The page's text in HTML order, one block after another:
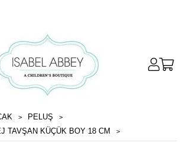
PELUŞ
TAVŞAN KÜÇÜK BOY 18 CM